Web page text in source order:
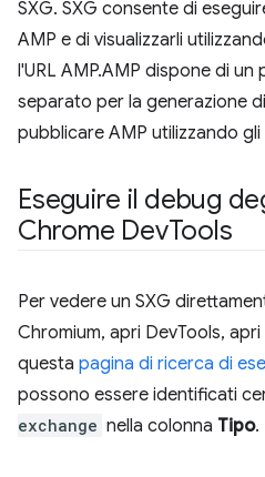
SXG. SXG consente di
AMP e di visualizzarli
l'URL AMP.AMP dispone di un
separato per la generazione
pubblicare AMP utilizzando
Eseguire il debug
Chrome DevTools
Per vedere un SXG
Chromium, apri DevTools,
questa pagina di ricerca di
possono essere identificati
exchange nella colonna Tipo.